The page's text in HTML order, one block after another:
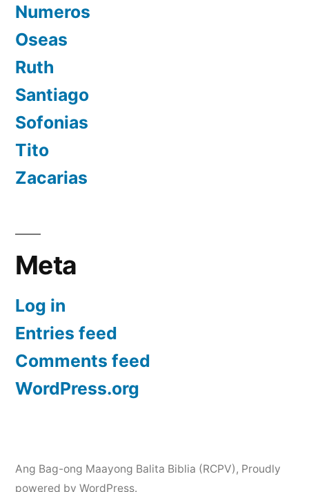
Numeros
Oseas
Ruth
Santiago
Sofonias
Tito
Zacarias
Meta
Log in
Entries feed
Comments feed
WordPress.org
Ang Bag-ong Maayong Balita Biblia (RCPV) , Proudly
powered by WordPress.